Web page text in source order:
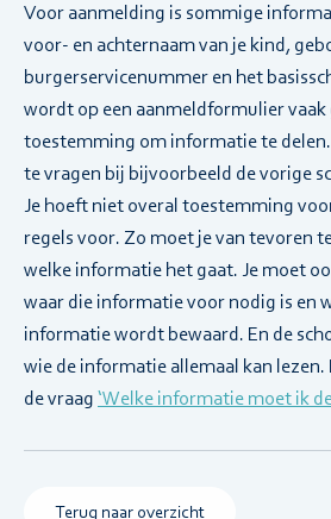
Voor aanmelding is sommige
voor- en achternaam van je kind,
burgerservicenummer en het
wordt op een aanmeldformulier vaak
toestemming om informatie te
te vragen bij bijvoorbeeld de vorige
Je hoeft niet overal toestemming
regels voor. Zo moet je van tevoren
welke informatie het gaat. Je moet
waar die informatie voor nodig is en
informatie wordt bewaard. En de
wie de informatie allemaal kan lezen.
de vraag ‘Welke informatie moet ik
Terug naar overzicht